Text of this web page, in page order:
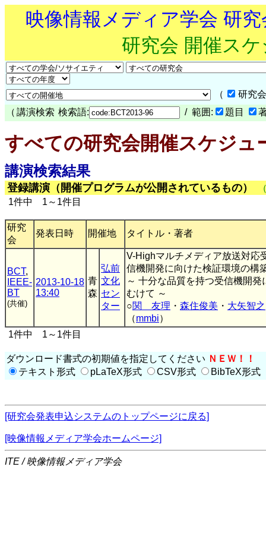
映像情報メディア学会 研
研究会 開催ス
（
研究
（ 講演検索 検索語: / 範囲: 題目
すべての研究会開催スケジュ
講演検索結果
登録講演（開催プログラムが公開されているもの）
1件中 1～1件目
研究
会
発表日時 開催地 タイトル・著者
BCT,
IEEE-
BT
(共催)
2013-10-18
13:40
青
森
弘前
文化
セン
ター
V-Highマルチメディア放送対応
信機開発に向けた検証環境の構
～ 十分な品質を持つ受信機開発
むけて ～
○関 友理 ・ 森住俊美 ・ 大矢智之
（mmbi）
1件中 1～1件目
ダウンロード書式の初期値を指定してください ＮＥＷ！！
テキスト形式
pLaTeX形式 CSV形式 BibTeX形式
[研究会発表申込システムのトップページに戻る]
[映像情報メディア学会ホームページ]
ITE / 映像情報メディア学会